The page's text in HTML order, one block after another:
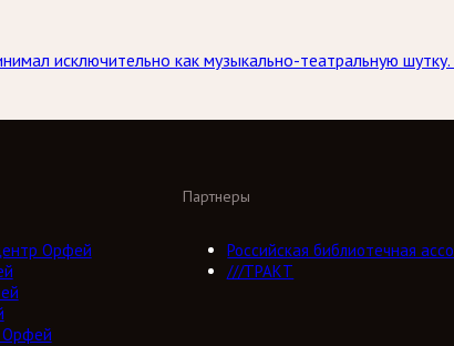
исключительно как музыкально-театральную
Орфей
Орфей
Партнеры
Российская библиотечная
///ТРАКТ